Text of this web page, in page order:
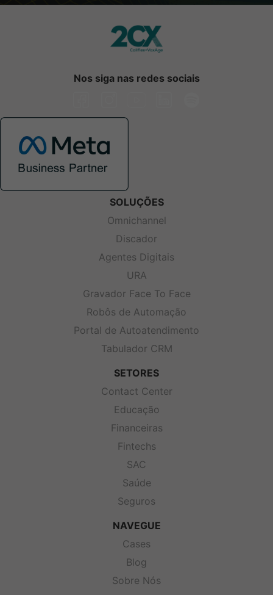
Nos siga nas redes sociais
SOLUÇÕES
Omnichannel
Discador
Agentes Digitais
URA
Gravador Face To Face
Robôs de Automação
Portal de Autoatendimento
Tabulador CRM
SETORES
Contact Center
Educação
Financeiras
Fintechs
SAC
Saúde
Seguros
NAVEGUE
Cases
Blog
Sobre Nós